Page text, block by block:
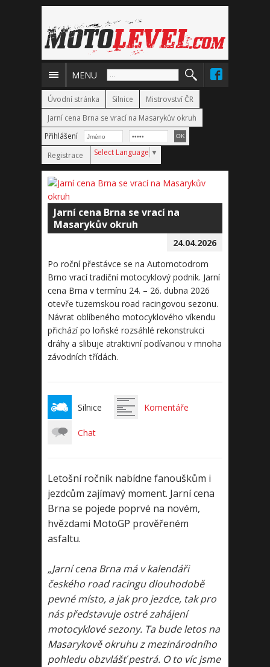
MENU
Úvodní stránka Silnice
Mistrovství ČR
Jarní cena Brna se vrací na Masarykův okruh
Přihlášení
Registrace
Select Language ▼
Jarní cena Brna se vrací na
Masarykův okruh
24.04.2026
Po roční přestávce se na Automotodrom
Brno vrací tradiční motocyklový podnik. Jarní
cena Brna v termínu 24. – 26. dubna 2026
otevře tuzemskou road racingovou sezonu.
Návrat oblíbeného motocyklového víkendu
přichází po loňské rozsáhlé rekonstrukci
dráhy a slibuje atraktivní podívanou v mnoha
závodních třídách.
Silnice Komentáře
Chat
Letošní ročník nabídne fanouškům i
jezdcům zajímavý moment. Jarní cena
Brna se pojede poprvé na novém,
hvězdami MotoGP prověřeném
asfaltu.
„Jarní cena Brna má v kalendáři
českého road racingu dlouhodobě
pevné místo, a jak pro jezdce, tak pro
nás představuje ostré zahájení
motocyklové sezony. Ta bude letos na
Masarykově okruhu z mezinárodního
pohledu obzvlášť pestrá. O to víc jsme